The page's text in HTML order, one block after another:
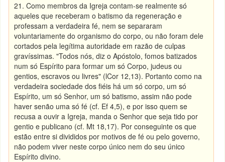
21. Como membros da Igreja contam-se realmente só
aqueles que receberam o batismo da regeneração e
professam a verdadeira fé, nem se separaram
voluntariamente do organismo do corpo, ou não foram dele
cortados pela legítima autoridade em razão de culpas
gravíssimas. "Todos nós, diz o Apóstolo, fomos batizados
num só Espírito para formar um só Corpo, judeus ou
gentios, escravos ou livres" (lCor 12,13). Portanto como na
verdadeira sociedade dos fiéis há um só corpo, um só
Espírito, um só Senhor, um só batismo, assim não pode
haver senão uma só fé (cf. Ef 4,5), e por isso quem se
recusa a ouvir a Igreja, manda o Senhor que seja tido por
gentio e publicano (cf. Mt 18,17). Por conseguinte os que
estão entre si divididos por motivos de fé ou pelo governo,
não podem viver neste corpo único nem do seu único
Espírito divino.